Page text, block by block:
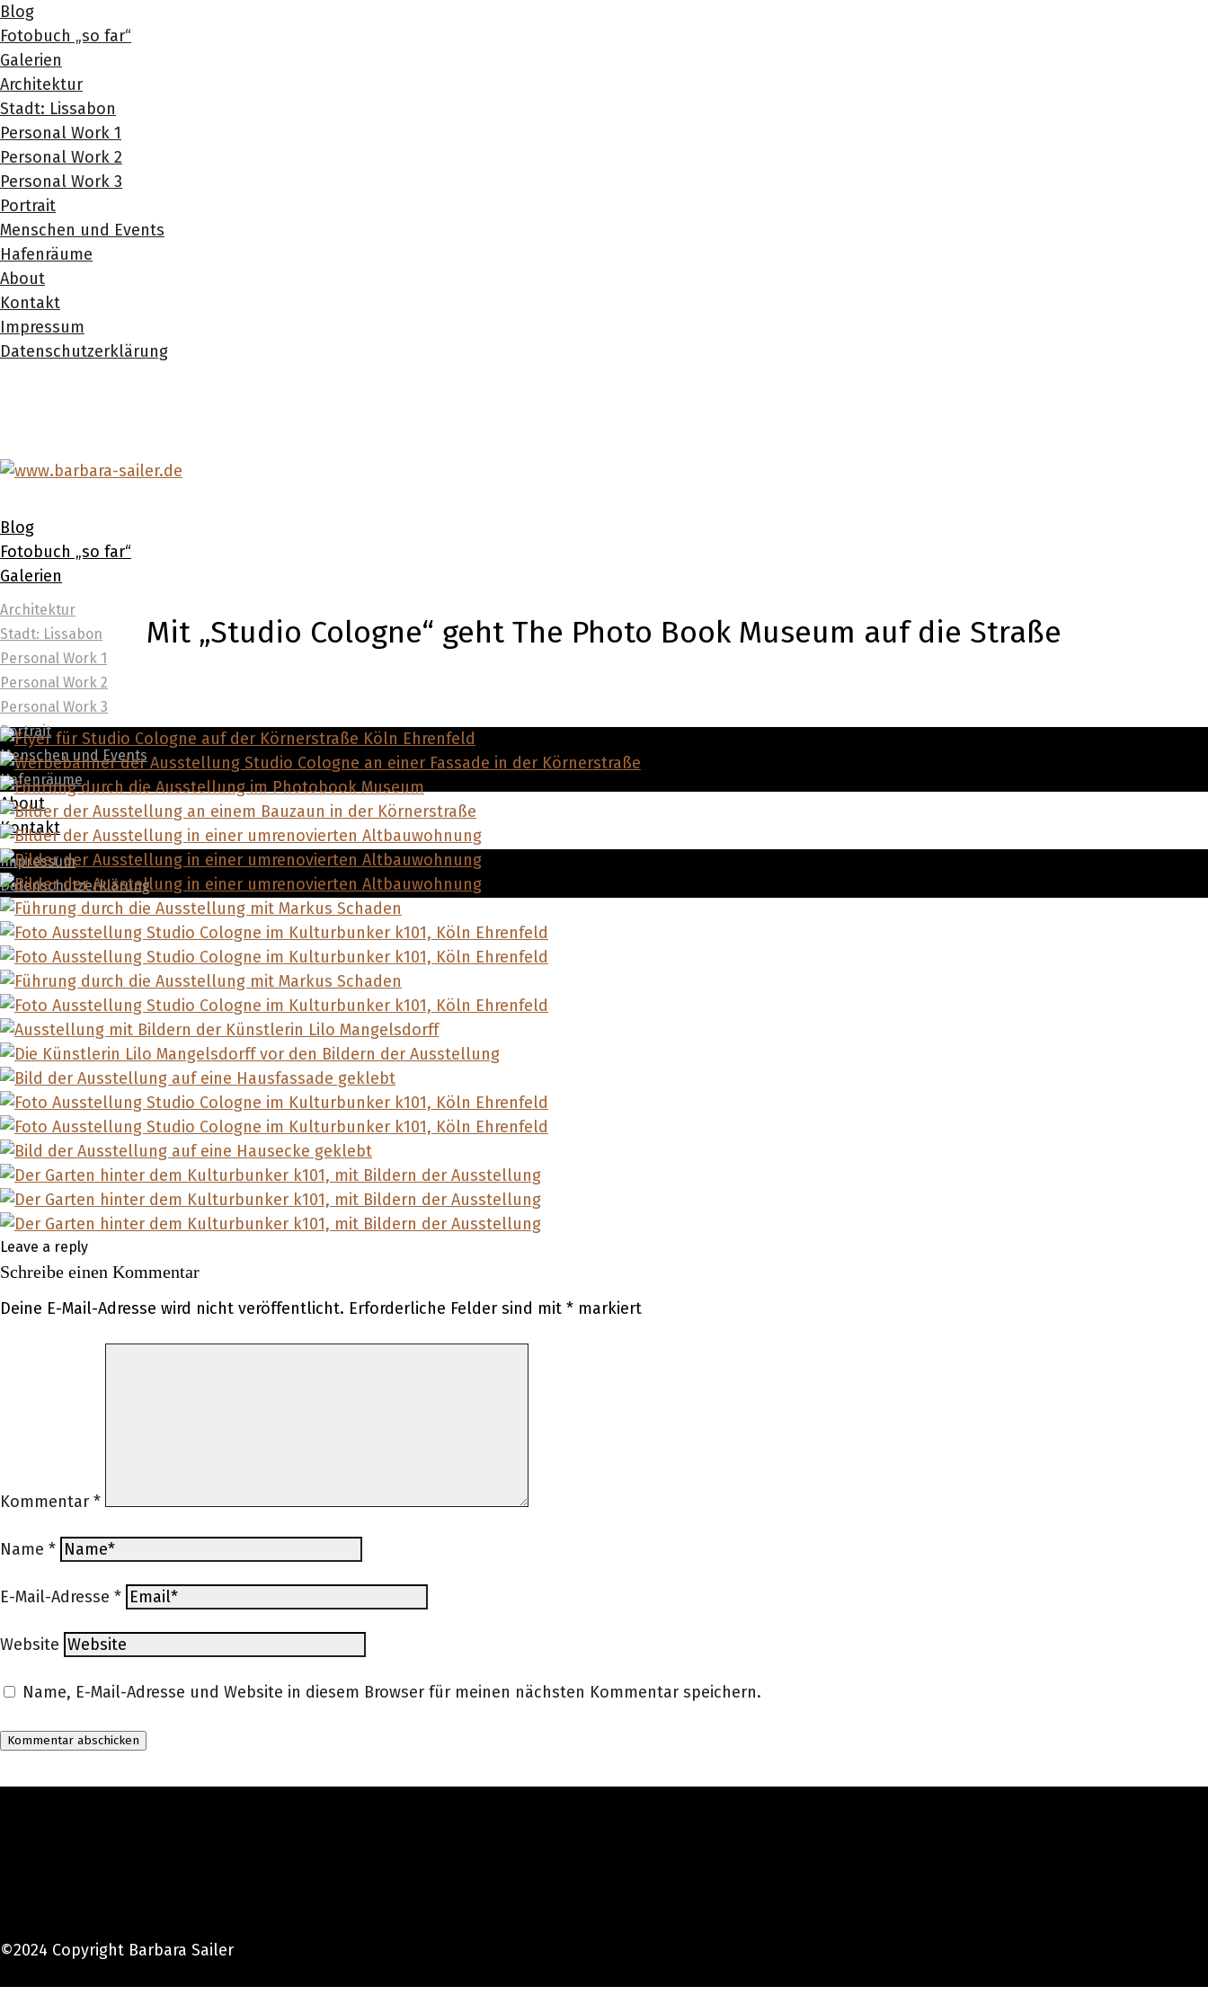
Blog
Fotobuch „so far“
Galerien
Architektur
Stadt: Lissabon
Personal Work 1
Personal Work 2
Personal Work 3
Portrait
Menschen und Events
Hafenräume
About
Kontakt
Impressum
Datenschutzerklärung
Blog
Fotobuch „so far“
Galerien
Architektur
Stadt: Lissabon
Personal Work 1
Personal Work 2
Personal Work 3
Portrait
Menschen und Events
Hafenräume
About
Kontakt
Impressum
Datenschutzerklärung
Mit „Studio Cologne“ geht The Photo Book Museum auf die Straße
Leave a reply
Schreibe einen Kommentar
Deine E-Mail-Adresse wird nicht veröffentlicht. Erforderliche Felder sind mit * markiert
Kommentar *
Name *
E-Mail-Adresse *
Website
Name, E-Mail-Adresse und Website in diesem Browser für meinen nächsten Kommentar speichern.
©2024 Copyright Barbara Sailer